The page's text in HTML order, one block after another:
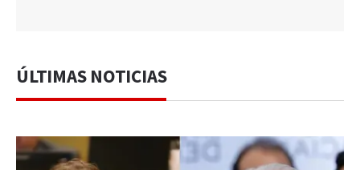
ÚLTIMAS NOTICIAS